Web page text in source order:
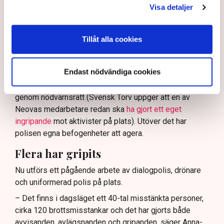
Visa detaljer
Tillåt alla cookies
Endast nödvändiga cookies
ha en tydligare skyldighet att skydda privat egendom
Nu svarar polisen på kritiken.
kommunikationsavdelningen i region Väst, har
verksamhetsutövaren, eller dennes ordningsvakter, rätt
att be personer lämna platsen och skydda sin egendom
genom nödvärnsrätt (Svensk Torv uppger att en av
Neovas medarbetare redan ska ha gjort ett eget
ingripande mot aktivister på plats). Utöver det har
polisen egna befogenheter att agera.
Flera har gripits
Nu utförs ett pågående arbete av dialogpolis, drönare
och uniformerad polis på plats.
– Det finns i dagsläget ett 40-tal misstänkta personer,
cirka 120 brottsmisstankar och det har gjorts både
avvisanden, avlägsnanden och gripanden, säger Anna-